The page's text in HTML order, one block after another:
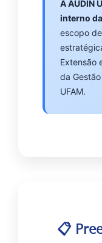
A AUDIN
interno
escopo
Extensão
da
UFAM.
📋